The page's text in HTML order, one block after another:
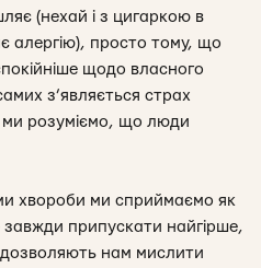
(нехай і з цигаркою в
алергію), просто тому, що
щодо власного
з’являється страх
розуміємо, що люди
хвороби ми сприймаємо як
припускати найгірше,
нам мислити